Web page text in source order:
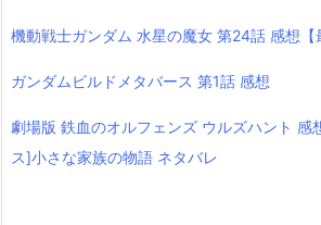
機動戦士ガンダム 水星の魔女 第24話 感想【
ガンダムビルドメタバース 第1話 感想
劇場版 鉄血のオルフェンズ ウルズハント 感
ス]小さな家族の物語 ネタバレ